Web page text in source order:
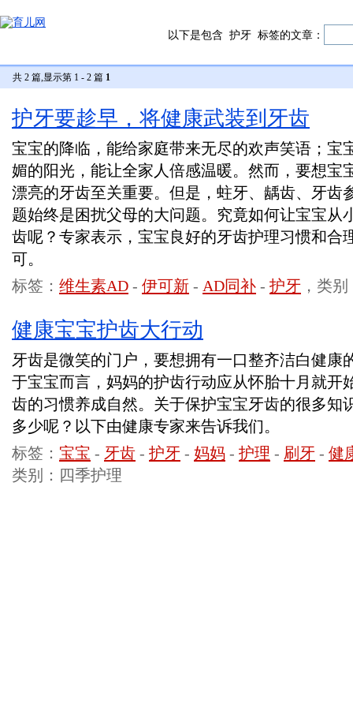
以下是包含 护牙 标签的文章：
共 2 篇,显示第 1 - 2 篇 1
护牙要趁早，将健康武装到牙齿
宝宝的降临，能给家庭带来无尽的欢声笑语；宝
媚的阳光，能让全家人倍感温暖。然而，要想宝
漂亮的牙齿至关重要。但是，蛀牙、龋齿、牙
题始终是困扰父母的大问题。究竟如何让宝宝从
齿呢？专家表示，宝宝良好的牙齿护理习惯和合
可。
标签： 维生素AD - 伊可新 - AD同补 - 护牙 ，类
健康宝宝护齿大行动
牙齿是微笑的门户，要想拥有一口整齐洁白健康
于宝宝而言，妈妈的护齿行动应从怀胎十月就开
齿的习惯养成自然。关于保护宝宝牙齿的很多知
多少呢？以下由健康专家来告诉我们。
标签： 宝宝 - 牙齿 - 护牙 - 妈妈 - 护理 - 刷牙 - 健
类别：四季护理